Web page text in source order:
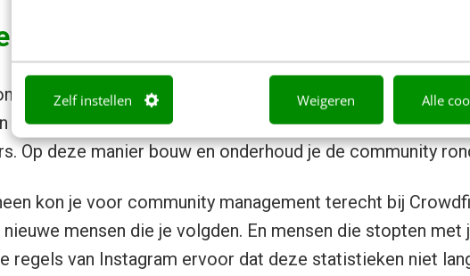
Zelf instellen Weigeren Alle
Instagram-engagement met
manager is het belangrijk om te weten wie de
wat ze drijft. Je sluit je verhaal hierop aan, zodat je
Op deze manier bouw en onderhoud je de community
kon je voor community management terecht bij
nieuwe mensen die je volgden. En mensen die stopten met
regels van Instagram ervoor dat deze statistieken niet